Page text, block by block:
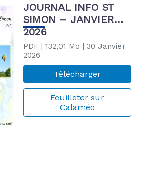
JOURNAL INFO ST
SIMON – JANVIER
2026
PDF| 132,01 Mo | 30 Janvier
2026
Télécharger
Feuilleter sur
Calaméo